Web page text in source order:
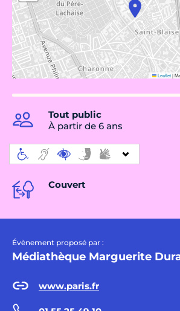
Leaflet|
Tout public
À partir de 6 ans
Couvert
Évènement proposé par :
Médiathèque Marguerite
www.paris.fr